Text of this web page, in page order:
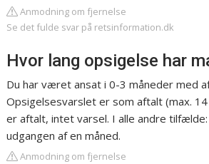
Anmodning om fjernelse
Se det fulde svar på retsinformation.dk
Hvor lang opsigelse har
Du har været ansat i 0-3 måneder med
Opsigelsesvarslet er som aftalt (max.
er aftalt, intet varsel. I alle andre tilfælde:
udgangen af en måned.
Anmodning om fjernelse